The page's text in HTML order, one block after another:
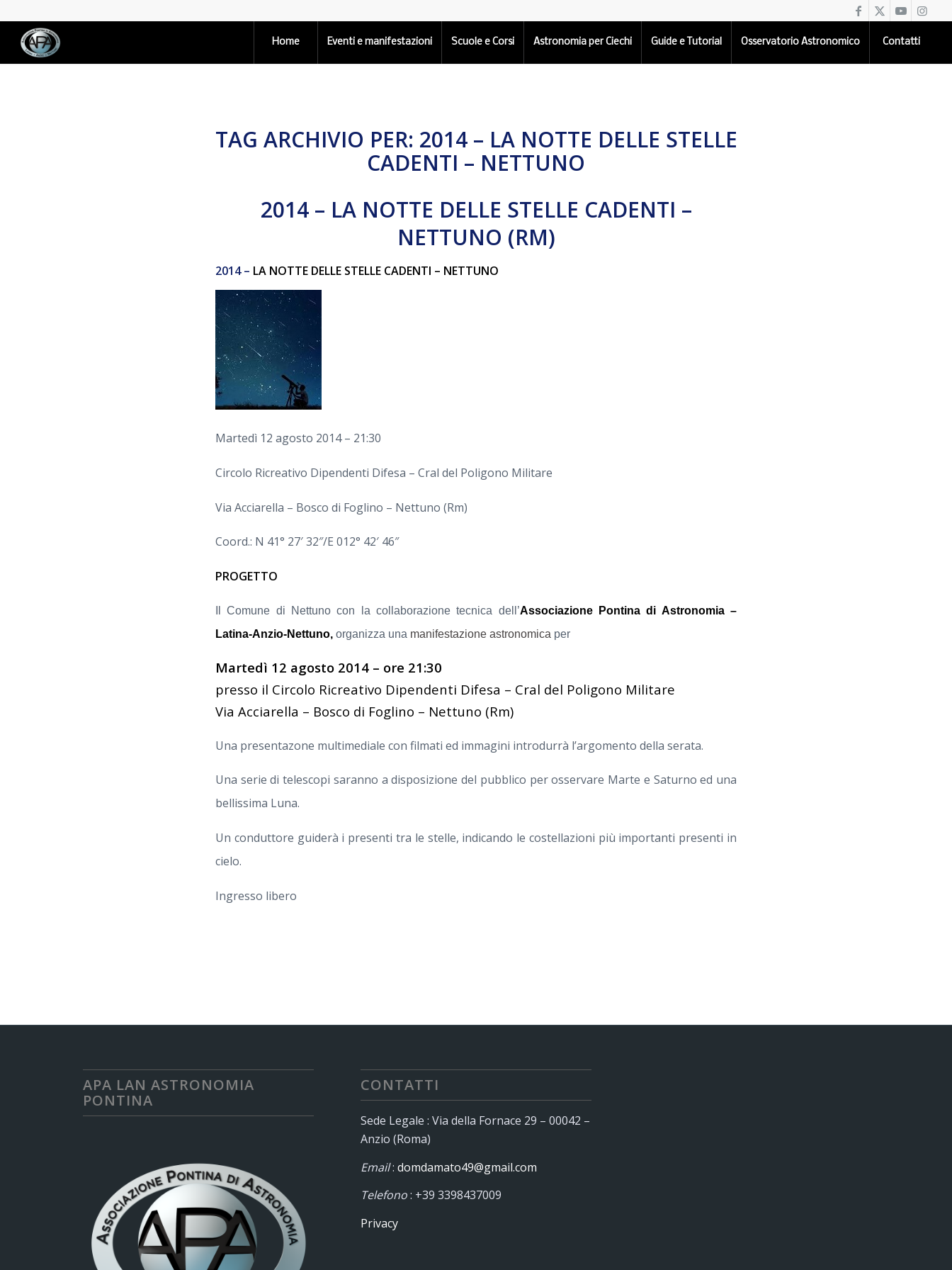
Home Eventi e manifestazioni Scuole e Corsi Astronomia per Ciechi Guide e Tutorial Osservatorio Astronomico Contatti
TAG ARCHIVIO PER: 2014 – LA NOTTE DELLE STELLE
CADENTI – NETTUNO
2014 – LA NOTTE DELLE STELLE CADENTI –
NETTUNO (RM)
2014 – LA NOTTE DELLE STELLE CADENTI – NETTUNO
Martedì 12 agosto 2014 – 21:30
Circolo Ricreativo Dipendenti Difesa – Cral del Poligono Militare
Via Acciarella – Bosco di Foglino – Nettuno (Rm)
Coord.: N 41° 27′ 32″/E 012° 42′ 46″
PROGETTO
Il Comune di Nettuno con la collaborazione tecnica dell’Associazione Pontina di Astronomia –
Latina-Anzio-Nettuno, organizza una manifestazione astronomica per
Martedì 12 agosto 2014 – ore 21:30
presso il Circolo Ricreativo Dipendenti Difesa – Cral del Poligono Militare
Via Acciarella – Bosco di Foglino – Nettuno (Rm)
Una presentazone multimediale con filmati ed immagini introdurrà l’argomento della serata.
Una serie di telescopi saranno a disposizione del pubblico per osservare Marte e Saturno ed una
bellissima Luna.
Un conduttore guiderà i presenti tra le stelle, indicando le costellazioni più importanti presenti in
cielo.
Ingresso libero
APA LAN ASTRONOMIA
PONTINA
CONTATTI
Sede Legale : Via della Fornace 29 – 00042 –
Anzio (Roma)
Email:domdamato49@gmail.com
Telefono: +39 3398437009
Privacy